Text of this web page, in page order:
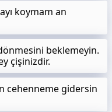
koymam an
beklemeyin.
çişinizdir.
cehenneme gidersin